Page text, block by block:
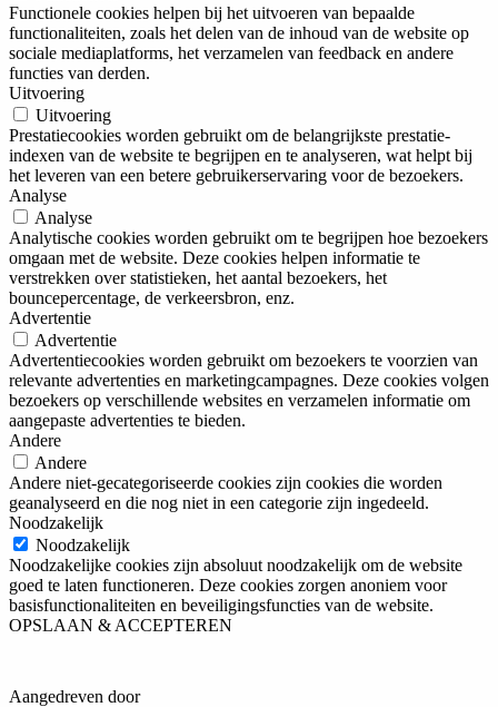
Functionele cookies helpen bij het uitvoeren van bepaalde
functionaliteiten, zoals het delen van de inhoud van de website op
sociale mediaplatforms, het verzamelen van feedback en andere
functies van derden.
Uitvoering
Uitvoering
Prestatiecookies worden gebruikt om de belangrijkste prestatie-
indexen van de website te begrijpen en te analyseren, wat helpt bij
het leveren van een betere gebruikerservaring voor de bezoekers.
Analyse
Analyse
Analytische cookies worden gebruikt om te begrijpen hoe bezoekers
omgaan met de website. Deze cookies helpen informatie te
verstrekken over statistieken, het aantal bezoekers, het
bouncepercentage, de verkeersbron, enz.
Advertentie
Advertentie
Advertentiecookies worden gebruikt om bezoekers te voorzien van
relevante advertenties en marketingcampagnes. Deze cookies volgen
bezoekers op verschillende websites en verzamelen informatie om
aangepaste advertenties te bieden.
Andere
Andere
Andere niet-gecategoriseerde cookies zijn cookies die worden
geanalyseerd en die nog niet in een categorie zijn ingedeeld.
Noodzakelijk
Noodzakelijk
Noodzakelijke cookies zijn absoluut noodzakelijk om de website
goed te laten functioneren. Deze cookies zorgen anoniem voor
basisfunctionaliteiten en beveiligingsfuncties van de website.
OPSLAAN & ACCEPTEREN
Aangedreven door